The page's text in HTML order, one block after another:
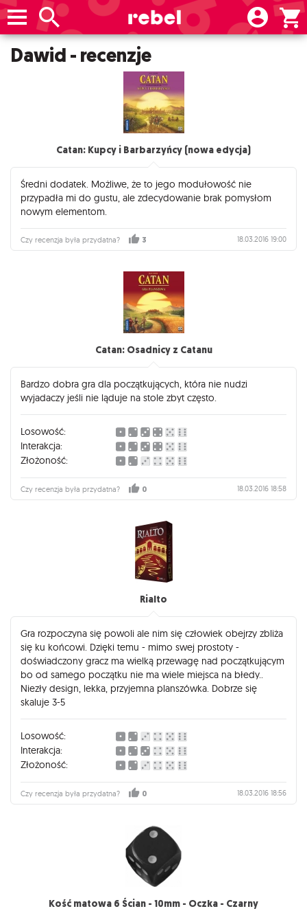
Dawid - recenzje
Catan: Kupcy i Barbarzyńcy (nowa edycja)
Średni dodatek. Możliwe, że to jego modułowość nie
przypadła mi do gustu, ale zdecydowanie brak pomysłom
nowym elementom.
Czy recenzja była przydatna? 3 18.03.2016 19:00
Catan: Osadnicy z Catanu
Bardzo dobra gra dla początkujących, która nie nudzi
wyjadaczy jeśli nie ląduje na stole zbyt często.
Losowość:
Interakcja:
Złożoność:
Czy recenzja była przydatna? 0 18.03.2016 18:58
Rialto
Gra rozpoczyna się powoli ale nim się człowiek obejrzy zbliża
się ku końcowi. Dzięki temu - mimo swej prostoty -
doświadczony gracz ma wielką przewagę nad początkującym
bo od samego początku nie ma wiele miejsca na błedy..
Niezły design, lekka, przyjemna planszówka. Dobrze się
skaluje 3-5
Losowość:
Interakcja:
Złożoność:
Czy recenzja była przydatna? 0 18.03.2016 18:56
Kość matowa 6 Ścian - 10mm - Oczka - Czarny